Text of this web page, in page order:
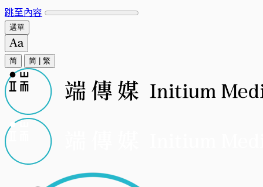
跳至內容
選單
简 简 繁